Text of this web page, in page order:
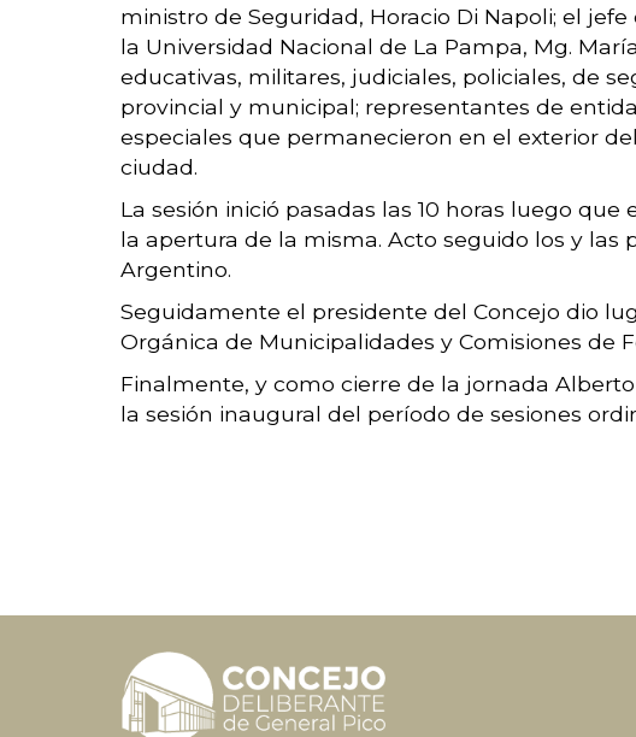
ministro de Seguridad, Horacio Di Napoli; el
la Universidad Nacional de La Pampa, Mg.
educativas, militares, judiciales, policiales, de
provincial y municipal; representantes de
especiales que permanecieron en el exterior
ciudad.
La sesión inició pasadas las 10 horas luego
la apertura de la misma. Acto seguido los y las
Argentino.
Seguidamente el presidente del Concejo dio
Orgánica de Municipalidades y Comisiones de
Finalmente, y como cierre de la jornada
la sesión inaugural del período de sesiones